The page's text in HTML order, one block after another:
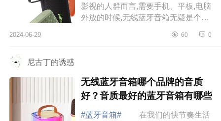
影视的人群而言,需要手机、平板,电脑
外放的时候,无线蓝牙音箱无疑是个不
redmi蓝牙音箱怎么连接？Redmi蓝牙
2024-06-29 60 0
尼古丁的诱惑
无线蓝牙音箱哪个品牌的音质
好？音质最好的蓝牙音箱有哪些
#蓝牙音箱#
在我们的快节奏生活